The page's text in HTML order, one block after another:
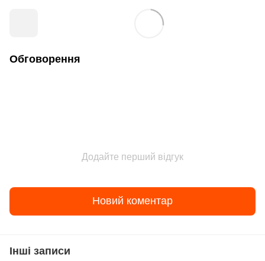
Обговорення
Додайте перший відгук
Новий коментар
Інші записи